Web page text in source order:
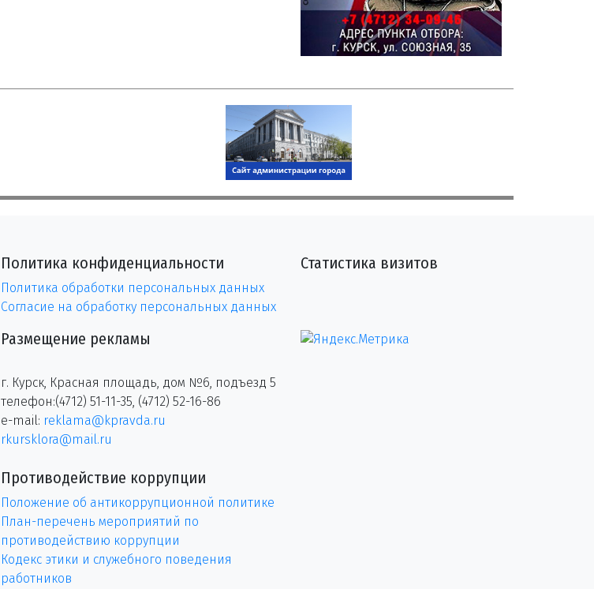
Политика конфиденциальности
Политика обработки персональных данных
Согласие на обработку персональных данных
Размещение рекламы
г. Курск, Красная площадь, дом №6, подъезд 5
телефон:(4712) 51-11-35, (4712) 52-16-86
e-mail: reklama@kpravda.ru
rkursklora@mail.ru
Противодействие коррупции
Положение об антикоррупционной политике
План-перечень мероприятий по
противодействию коррупции
Кодекс этики и служебного поведения
работников
Статистика визитов